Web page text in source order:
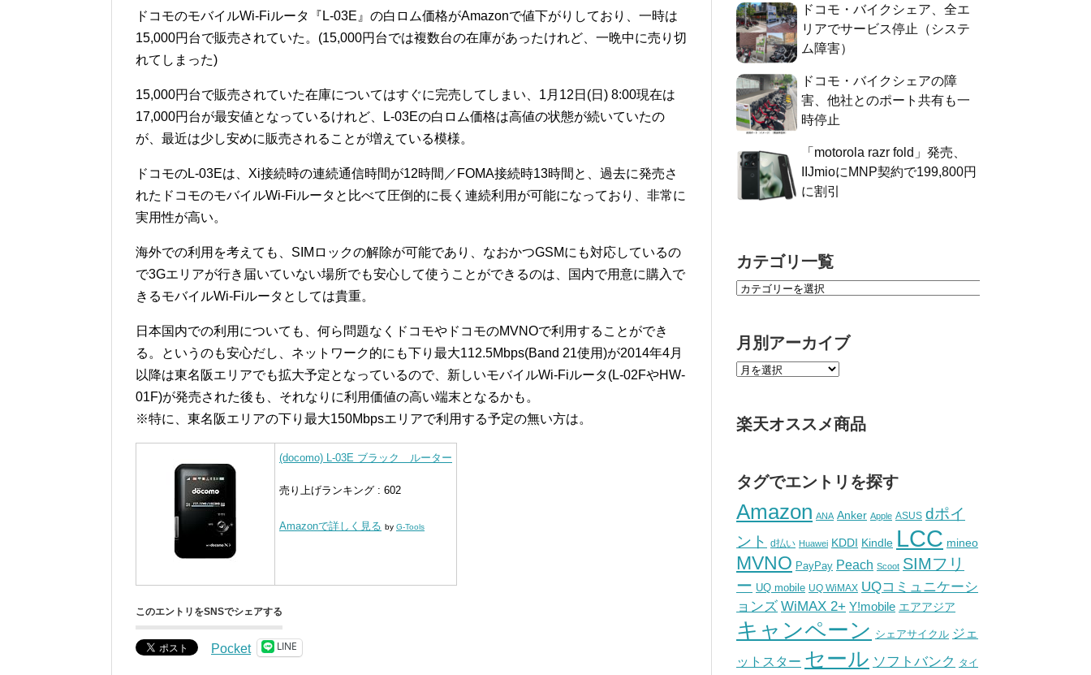
ドコモのモバイルWi-Fiルータ『L-03E』の白ロム価格がAmazonで値下がりしており、一時は
15,000円台で販売されていた。(15,000円台では複数台の在庫があったけれど、一晩中に売り切
れてしまった)
15,000円台で販売されていた在庫についてはすぐに完売してしまい、1月12日(日) 8:00現在は
17,000円台が最安値となっているけれど、L-03Eの白ロム価格は高値の状態が続いていたの
が、最近は少し安めに販売されることが増えている模様。
ドコモのL-03Eは、Xi接続時の連続通信時間が12時間／FOMA接続時13時間と、過去に発売さ
れたドコモのモバイルWi-Fiルータと比べて圧倒的に長く連続利用が可能になっており、非常に
実用性が高い。
海外での利用を考えても、SIMロックの解除が可能であり、なおかつGSMにも対応しているの
で3Gエリアが行き届いていない場所でも安心して使うことができるのは、国内で用意に購入で
きるモバイルWi-Fiルータとしては貴重。
日本国内での利用についても、何ら問題なくドコモやドコモのMVNOで利用することができ
る。というのも安心だし、ネットワーク的にも下り最大112.5Mbps(Band 21使用)が2014年4月
以降は東名阪エリアでも拡大予定となっているので、新しいモバイルWi-Fiルータ(L-02FやHW-
01F)が発売された後も、それなりに利用価値の高い端末となるかも。
※特に、東名阪エリアの下り最大150Mbpsエリアで利用する予定の無い方は。
(docomo) L-03E ブラック ルーター
売り上げランキング : 602
Amazonで詳しく見る by G-Tools
このエントリをSNSでシェアする
Pocket LINE
ドコモ・バイクシェア、全エ
リアでサービス停止（システ
ム障害）
ドコモ・バイクシェアの障
害、他社とのポート共有も一
時停止
「motorola razr fold」発売、
IIJmioにMNP契約で199,800円
に割引
カテゴリ一覧
月別アーカイブ
楽天オススメ商品
タグでエントリを探す
Amazon ANA Anker Apple ASUS dポイ
ント
d払い Huawei KDDI Kindle LCC mineo
MVNO PayPay Peach Scoot SIMフリ
ー UQ mobile UQ WiMAX UQコミュニケーシ
ョンズ WiMAX 2+ Y!mobile エアアジア
キャンペーン シェアサイクル ジェ
ットスター セール ソフトバンク タイ